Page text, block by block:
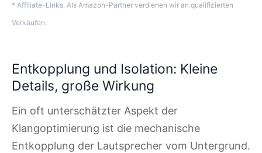
* Affiliate-Links. Als Amazon-Partner verdienen wir an qualifizierten
Verkäufen.
Entkopplung und Isolation: Kleine
Details, große Wirkung
Ein oft unterschätzter Aspekt der
Klangoptimierung ist die mechanische
Entkopplung der Lautsprecher vom Untergrund.